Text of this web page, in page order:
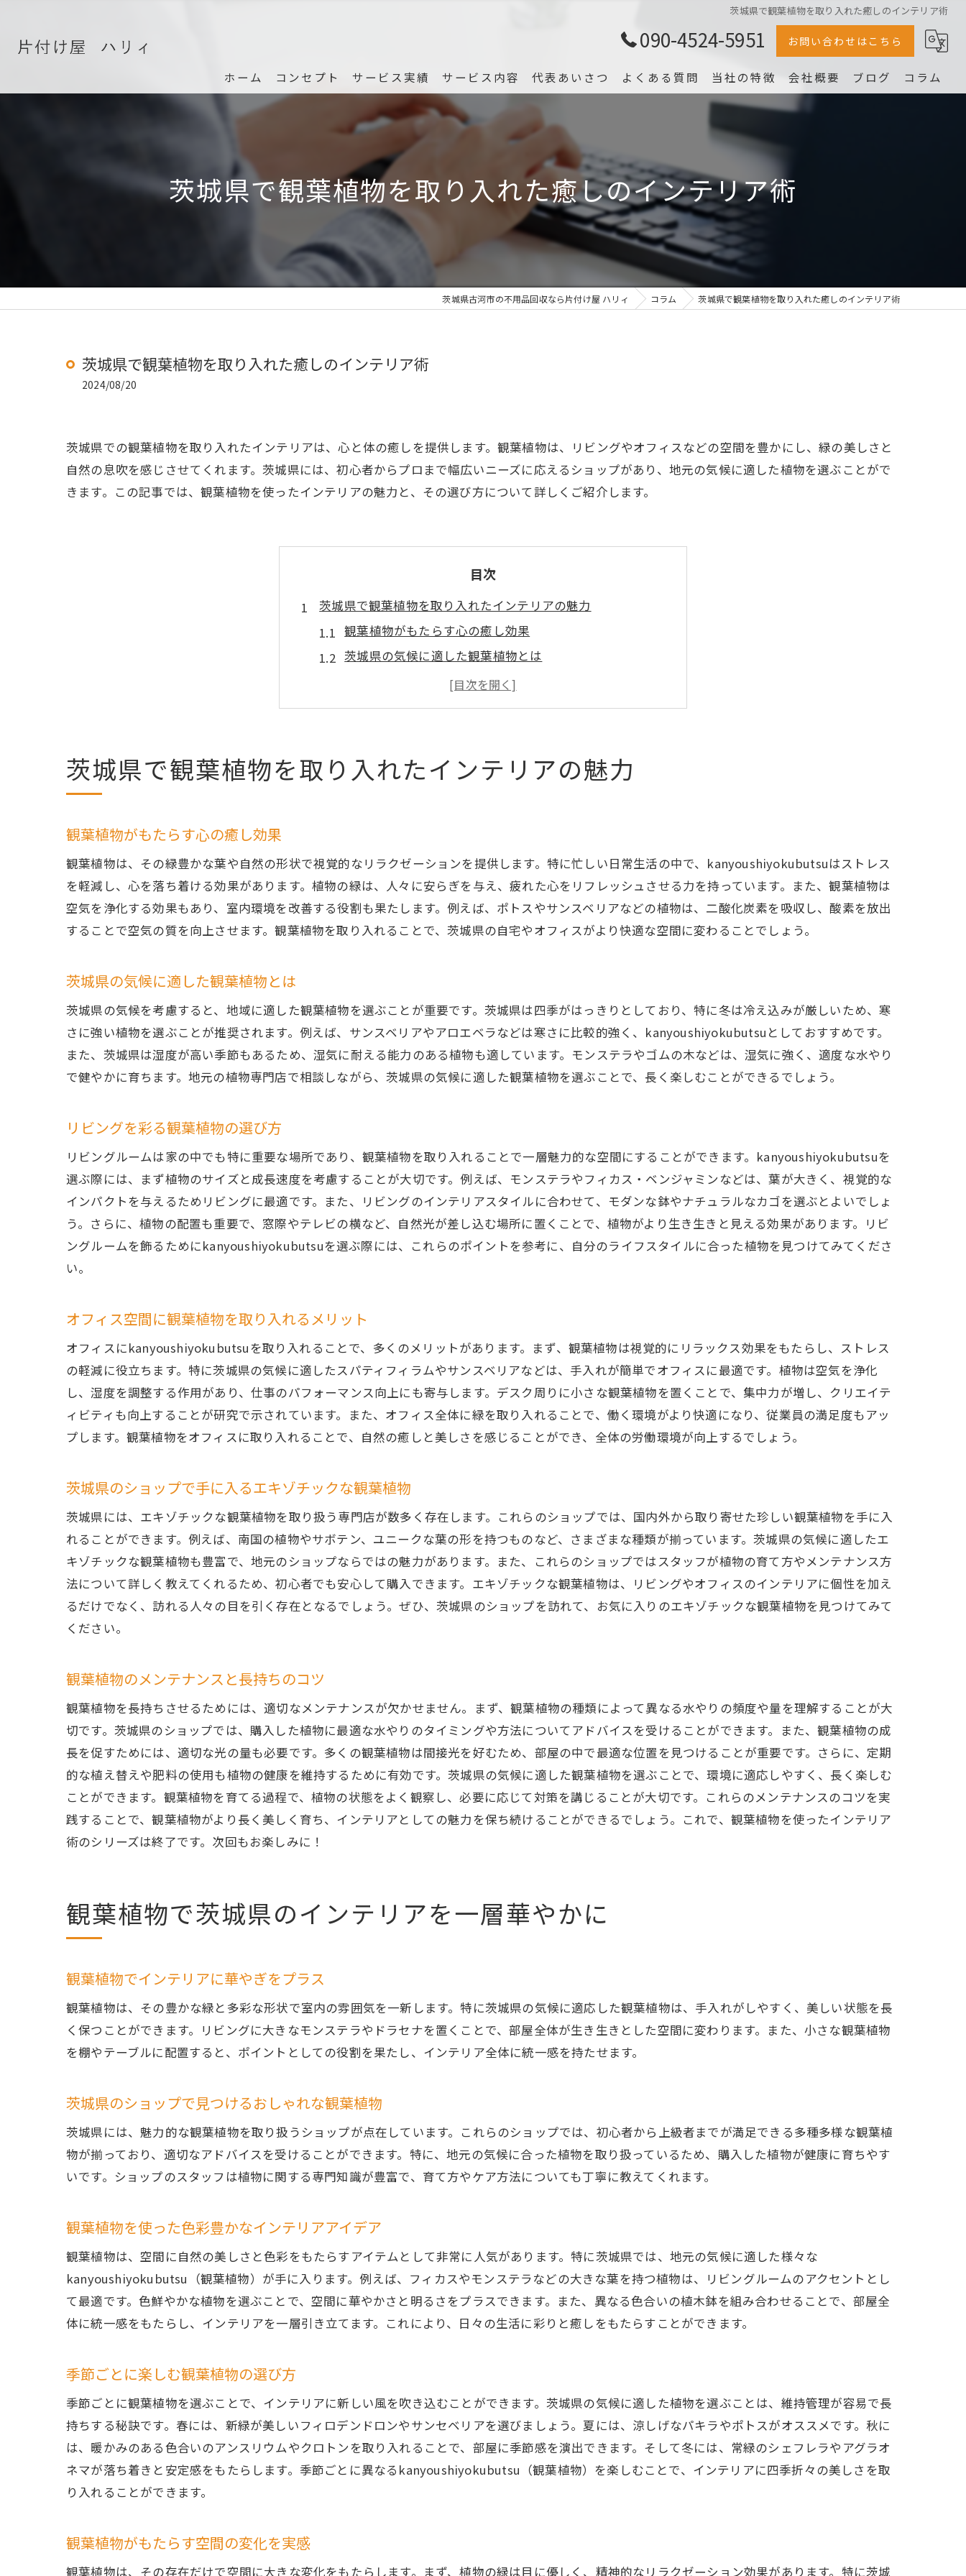
茨城県で観葉植物を取り入れた癒しのインテリア術
090-4524-5951 お問い合わせはこちら
ホーム コンセプト サービス実績 サービス内容 代表あいさつ よくある質問 当社の特徴
家具
片付け
洗濯機
会社概要 ブログ コラム
茨城県で観葉植物を取り入れた癒しのインテリア術
茨城県古河市の不用品回収なら片付け屋 ハリィ コラム 茨城県で観葉植物を取り入れた癒しのインテリア術
茨城県で観葉植物を取り入れた癒しのインテリア術
2024/08/20
茨城県での観葉植物を取り入れたインテリアは、心と体の癒しを提供します。観葉植物は、リビングやオフィスなどの空間を豊かにし、緑の美しさと
自然の息吹を感じさせてくれます。茨城県には、初心者からプロまで幅広いニーズに応えるショップがあり、地元の気候に適した植物を選ぶことがで
きます。この記事では、観葉植物を使ったインテリアの魅力と、その選び方について詳しくご紹介します。
目次
茨城県で観葉植物を取り入れたインテリアの魅力
観葉植物がもたらす心の癒し効果
茨城県の気候に適した観葉植物とは
リビングを彩る観葉植物の選び方
オフィス空間に観葉植物を取り入れるメリット
観葉植物のメンテナンスと長持ちのコツ
観葉植物で茨城県のインテリアを一層華やかに
観葉植物を使った色彩豊かなインテリアアイデア
季節ごとに楽しむ観葉植物の選び方
観葉植物がもたらす空間の変化を実感
観葉植物とインテリアのバランスを考える
茨城県の自然を感じる観葉植物の取り入れ方
オアシス感を高める観葉植物の選び方
心地よい空間作りに欠かせない観葉植物の種類
観葉植物と家具のコーディネート術
初心者でも育てやすい観葉植物の選び方
茨城県の気候に適したおすすめ観葉植物
リビングやダイニングに合う観葉植物とは
観葉植物を選ぶ際のポイントと注意点
観葉植物がもたらす茨城県での心地よいインテリア空間
観葉植物を取り入れたインテリアの実例
心地よい空間作りに役立つ観葉植物の配置法
観葉植物の種類によるインテリア効果の違い
初心者必見！茨城県で手軽に始める観葉植物のインテリア術
初心者におすすめの観葉植物の種類
観葉植物の選び方と育て方の基本
観葉植物を取り入れた簡単インテリアアイデア
観葉植物のメンテナンス方法と注意点
茨城県で手に入る観葉植物ガイド
茨城県のショップで見つけるユニークな観葉植物
観葉植物を使ったシーズンごとのインテリア
室内空間を彩る観葉植物の配置テクニック
観葉植物と雑貨を組み合わせたインテリア術
観葉植物で作るナチュラルで心地よい空間
観葉植物と過ごすリラックスタイムの提案
茨城県で観葉植物を取り入れたインテリアの魅力
観葉植物がもたらす心の癒し効果
観葉植物は、その緑豊かな葉や自然の形状で視覚的なリラクゼーションを提供します。特に忙しい日常生活の中で、kanyoushiyokubutsuはストレス
を軽減し、心を落ち着ける効果があります。植物の緑は、人々に安らぎを与え、疲れた心をリフレッシュさせる力を持っています。また、観葉植物は
空気を浄化する効果もあり、室内環境を改善する役割も果たします。例えば、ポトスやサンスベリアなどの植物は、二酸化炭素を吸収し、酸素を放出
することで空気の質を向上させます。観葉植物を取り入れることで、茨城県の自宅やオフィスがより快適な空間に変わることでしょう。
茨城県の気候に適した観葉植物とは
茨城県の気候を考慮すると、地域に適した観葉植物を選ぶことが重要です。茨城県は四季がはっきりとしており、特に冬は冷え込みが厳しいため、寒
さに強い植物を選ぶことが推奨されます。例えば、サンスベリアやアロエベラなどは寒さに比較的強く、kanyoushiyokubutsuとしておすすめです。
また、茨城県は湿度が高い季節もあるため、湿気に耐える能力のある植物も適しています。モンステラやゴムの木などは、湿気に強く、適度な水やり
で健やかに育ちます。地元の植物専門店で相談しながら、茨城県の気候に適した観葉植物を選ぶことで、長く楽しむことができるでしょう。
リビングを彩る観葉植物の選び方
リビングルームは家の中でも特に重要な場所であり、観葉植物を取り入れることで一層魅力的な空間にすることができます。kanyoushiyokubutsuを
選ぶ際には、まず植物のサイズと成長速度を考慮することが大切です。例えば、モンステラやフィカス・ベンジャミンなどは、葉が大きく、視覚的な
インパクトを与えるためリビングに最適です。また、リビングのインテリアスタイルに合わせて、モダンな鉢やナチュラルなカゴを選ぶとよいでしょ
う。さらに、植物の配置も重要で、窓際やテレビの横など、自然光が差し込む場所に置くことで、植物がより生き生きと見える効果があります。リビ
ングルームを飾るためにkanyoushiyokubutsuを選ぶ際には、これらのポイントを参考に、自分のライフスタイルに合った植物を見つけてみてくださ
い。
オフィス空間に観葉植物を取り入れるメリット
オフィスにkanyoushiyokubutsuを取り入れることで、多くのメリットがあります。まず、観葉植物は視覚的にリラックス効果をもたらし、ストレス
の軽減に役立ちます。特に茨城県の気候に適したスパティフィラムやサンスベリアなどは、手入れが簡単でオフィスに最適です。植物は空気を浄化
し、湿度を調整する作用があり、仕事のパフォーマンス向上にも寄与します。デスク周りに小さな観葉植物を置くことで、集中力が増し、クリエイテ
ィビティも向上することが研究で示されています。また、オフィス全体に緑を取り入れることで、働く環境がより快適になり、従業員の満足度もアッ
プします。観葉植物をオフィスに取り入れることで、自然の癒しと美しさを感じることができ、全体の労働環境が向上するでしょう。
茨城県のショップで手に入るエキゾチックな観葉植物
茨城県には、エキゾチックな観葉植物を取り扱う専門店が数多く存在します。これらのショップでは、国内外から取り寄せた珍しい観葉植物を手に入
れることができます。例えば、南国の植物やサボテン、ユニークな葉の形を持つものなど、さまざまな種類が揃っています。茨城県の気候に適したエ
キゾチックな観葉植物も豊富で、地元のショップならではの魅力があります。また、これらのショップではスタッフが植物の育て方やメンテナンス方
法について詳しく教えてくれるため、初心者でも安心して購入できます。エキゾチックな観葉植物は、リビングやオフィスのインテリアに個性を加え
るだけでなく、訪れる人々の目を引く存在となるでしょう。ぜひ、茨城県のショップを訪れて、お気に入りのエキゾチックな観葉植物を見つけてみて
ください。
観葉植物のメンテナンスと長持ちのコツ
観葉植物を長持ちさせるためには、適切なメンテナンスが欠かせません。まず、観葉植物の種類によって異なる水やりの頻度や量を理解することが大
切です。茨城県のショップでは、購入した植物に最適な水やりのタイミングや方法についてアドバイスを受けることができます。また、観葉植物の成
長を促すためには、適切な光の量も必要です。多くの観葉植物は間接光を好むため、部屋の中で最適な位置を見つけることが重要です。さらに、定期
的な植え替えや肥料の使用も植物の健康を維持するために有効です。茨城県の気候に適した観葉植物を選ぶことで、環境に適応しやすく、長く楽しむ
ことができます。観葉植物を育てる過程で、植物の状態をよく観察し、必要に応じて対策を講じることが大切です。これらのメンテナンスのコツを実
践することで、観葉植物がより長く美しく育ち、インテリアとしての魅力を保ち続けることができるでしょう。これで、観葉植物を使ったインテリア
術のシリーズは終了です。次回もお楽しみに！
観葉植物で茨城県のインテリアを一層華やかに
観葉植物でインテリアに華やぎをプラス
観葉植物は、その豊かな緑と多彩な形状で室内の雰囲気を一新します。特に茨城県の気候に適応した観葉植物は、手入れがしやすく、美しい状態を長
く保つことができます。リビングに大きなモンステラやドラセナを置くことで、部屋全体が生き生きとした空間に変わります。また、小さな観葉植物
を棚やテーブルに配置すると、ポイントとしての役割を果たし、インテリア全体に統一感を持たせます。
茨城県のショップで見つけるおしゃれな観葉植物
茨城県には、魅力的な観葉植物を取り扱うショップが点在しています。これらのショップでは、初心者から上級者までが満足できる多種多様な観葉植
物が揃っており、適切なアドバイスを受けることができます。特に、地元の気候に合った植物を取り扱っているため、購入した植物が健康に育ちやす
いです。ショップのスタッフは植物に関する専門知識が豊富で、育て方やケア方法についても丁寧に教えてくれます。
観葉植物を使った色彩豊かなインテリアアイデア
観葉植物は、空間に自然の美しさと色彩をもたらすアイテムとして非常に人気があります。特に茨城県では、地元の気候に適した様々な
kanyoushiyokubutsu（観葉植物）が手に入ります。例えば、フィカスやモンステラなどの大きな葉を持つ植物は、リビングルームのアクセントとし
て最適です。色鮮やかな植物を選ぶことで、空間に華やかさと明るさをプラスできます。また、異なる色合いの植木鉢を組み合わせることで、部屋全
体に統一感をもたらし、インテリアを一層引き立てます。これにより、日々の生活に彩りと癒しをもたらすことができます。
季節ごとに楽しむ観葉植物の選び方
季節ごとに観葉植物を選ぶことで、インテリアに新しい風を吹き込むことができます。茨城県の気候に適した植物を選ぶことは、維持管理が容易で長
持ちする秘訣です。春には、新緑が美しいフィロデンドロンやサンセベリアを選びましょう。夏には、涼しげなパキラやポトスがオススメです。秋に
は、暖かみのある色合いのアンスリウムやクロトンを取り入れることで、部屋に季節感を演出できます。そして冬には、常緑のシェフレラやアグラオ
ネマが落ち着きと安定感をもたらします。季節ごとに異なるkanyoushiyokubutsu（観葉植物）を楽しむことで、インテリアに四季折々の美しさを取
り入れることができます。
観葉植物がもたらす空間の変化を実感
観葉植物は、その存在だけで空間に大きな変化をもたらします。まず、植物の緑は目に優しく、精神的なリラクゼーション効果があります。特に茨城